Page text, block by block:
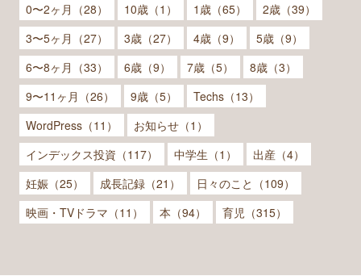
0〜2ヶ月（28） 10歳（1） 1歳（65）
2歳（39）
3〜5ヶ月（27）
3歳（27） 4歳（9）
5歳（9）
6〜8ヶ月（33）
6歳（9） 7歳（5）
8歳（3）
9〜11ヶ月（26）
9歳（5）
Techs（13）
WordPress（11）
お知らせ（1）
インデックス投資（117）
中学生（1）
出産（4）
妊娠（25）
成長記録（21）
日々のこと（109）
映画・TVドラマ（11）
本（94） 育児（315）